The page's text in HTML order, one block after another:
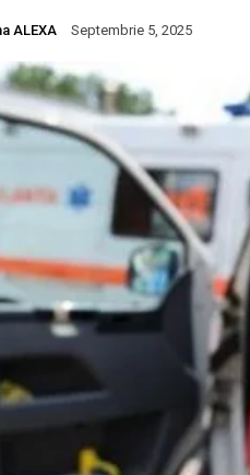
ALEXA Septembrie 5, 2025